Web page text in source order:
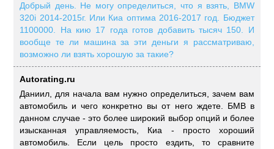
Добрый день. Не могу определиться, что я взять, BMW
320i 2014-2015г. Или Киа оптима 2016-2017 год. Бюджет
1100000. На кию 17 года готов добавить тысяч 150. И
вообще те ли машина за эти деньги я рассматриваю,
возможно ли взять хорошую за такие?
Autorating.ru
Даниил, для начала вам нужно определиться, зачем вам
автомобиль и чего конкретно вы от него ждете. БМВ в
данном случае - это более широкий выбор опций и более
изысканная управляемость, Киа - просто хороший
автомобиль. Если цель просто ездить, то сравните